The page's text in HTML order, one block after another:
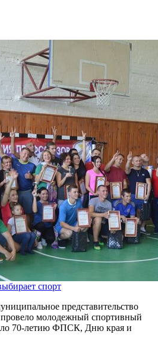
спорт
представительство
молодежный спортивный
70-летию ФПСК, Дню края и